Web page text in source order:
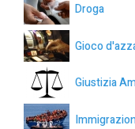
Droga
Gioco
Giustizia